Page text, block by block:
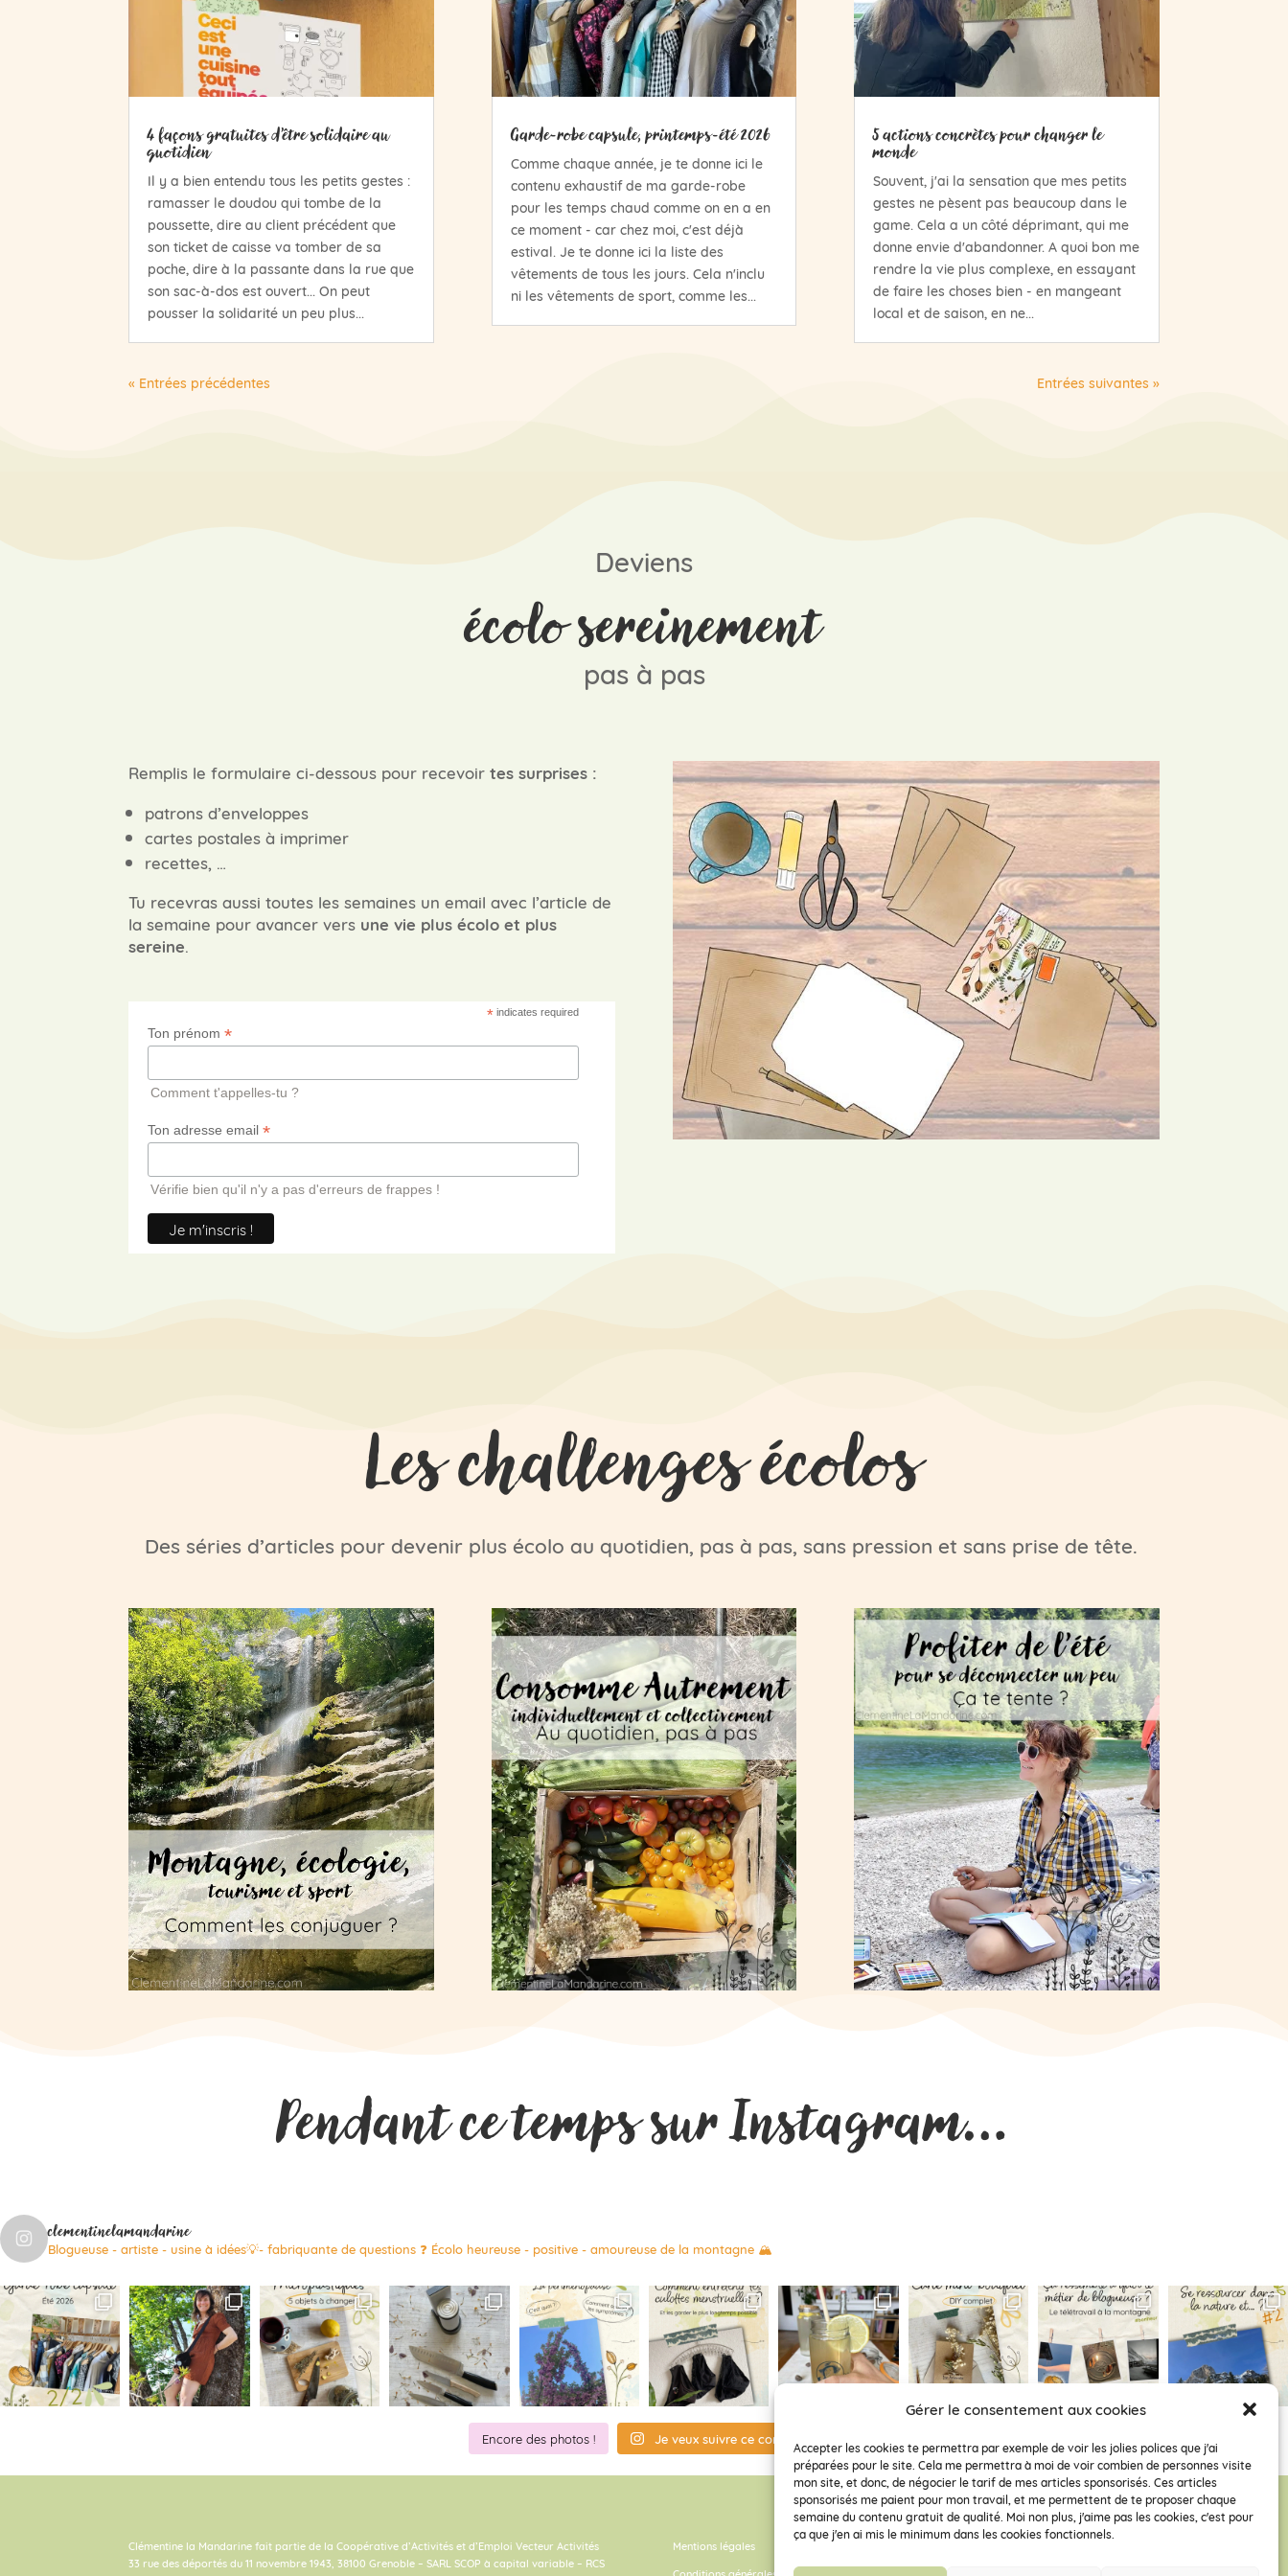
Gérer le consentement aux cookies
Accepter les cookies te permettra par exemple de voir les jolies polices que j'ai
préparées pour le site. Cela me permettra à moi de voir combien de personnes visite
mon site, et donc, de négocier le tarif de mes articles sponsorisés. Ces articles
sponsorisés me paient pour mon travail, et me permettent de te proposer chaque
semaine du contenu gratuit de qualité. Moi non plus, j'aime pas les cookies, c'est pour
ça que j'en ai mis le minimum dans les cookies fonctionnels.
4 façons gratuites d’être solidaire au
quotidien
Il y a bien entendu tous les petits gestes :
ramasser le doudou qui tombe de la
poussette, dire au client précédent que
son ticket de caisse va tomber de sa
poche, dire à la passante dans la rue que
son sac-à-dos est ouvert... On peut
pousser la solidarité un peu plus...
Garde-robe capsule, printemps-été 2026
Comme chaque année, je te donne ici le
contenu exhaustif de ma garde-robe
pour les temps chaud comme on en a en
ce moment - car chez moi, c'est déjà
estival. Je te donne ici la liste des
vêtements de tous les jours. Cela n'inclu
ni les vêtements de sport, comme les...
5 actions concrètes pour changer le
monde
Souvent, j'ai la sensation que mes petits
gestes ne pèsent pas beaucoup dans le
game. Cela a un côté déprimant, qui me
donne envie d'abandonner. A quoi bon me
rendre la vie plus complexe, en essayant
de faire les choses bien - en mangeant
local et de saison, en ne...
« Entrées précédentes Entrées suivantes »
Deviens
écolo sereinement
pas à pas
Remplis le formulaire ci-dessous pour recevoirtes surprises :
patrons d’enveloppes
cartes postales à imprimer
recettes, …
Tu recevras aussi toutes les semaines un email avec l’article de
la semaine pour avancer vers une vie plus écolo et plus
sereine.
*indicates required
Ton prénom*
Comment t'appelles-tu ?
Ton adresse email*
Vérifie bien qu'il n'y a pas d'erreurs de frappes !
Les challenges écolos
Des séries d’articles pour devenir plus écolo au quotidien, pas à pas, sans pression et sans prise de tête.
Pendant ce temps sur Instagram…
clementinelamandarine
Blogueuse - artiste - usine à idées💡- fabriquante de questions ❓ Écolo heureuse - positive - amoureuse de la montagne 🏔️
Encore des photos ! Je veux suivre ce compte.
Clémentine la Mandarine fait partie de la Coopérative d’Activités et d’EmploiVecteur Activités
33 rue des déportés du 11 novembre 1943, 38100 Grenoble – SARL SCOP à capital variable – RCS
Mentions légales